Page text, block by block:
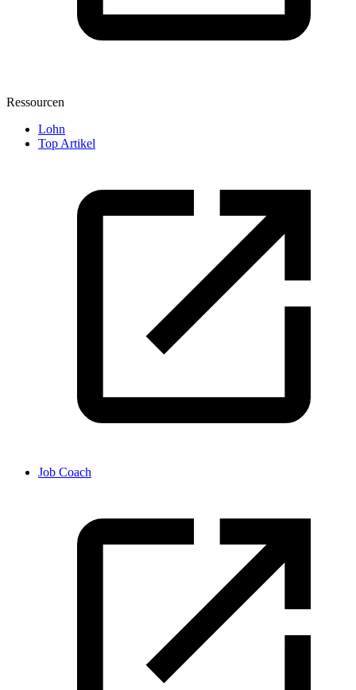
Ressourcen
Lohn
Top Artikel
Job Coach